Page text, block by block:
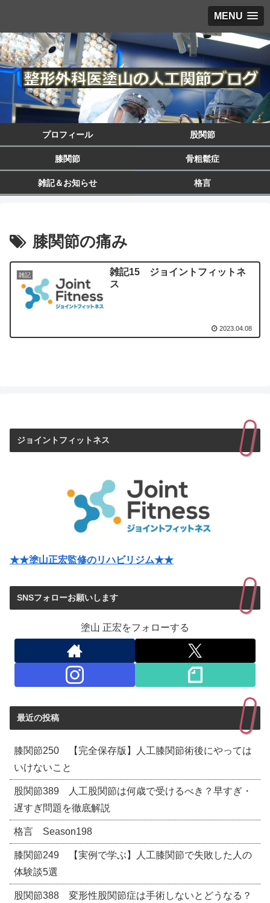
MENU
プロフィール 股関節
膝関節 骨粗鬆症
雑記＆お知らせ 格言
膝関節の痛み
雑記
雑記15 ジョイントフィットネ
ス
2023.04.08
ジョイントフィットネス
★★塗山正宏監修のリハビリジム★★
SNSフォローお願いします
塗山 正宏をフォローする
最近の投稿
膝関節250 【完全保存版】人工膝関節術後にやっては
いけないこと
股関節389 人工股関節は何歳で受けるべき？早すぎ・
遅すぎ問題を徹底解説
格言 Season198
膝関節249 【実例で学ぶ】人工膝関節で失敗した人の
体験談5選
股関節388 変形性股関節症は手術しないとどうなる？